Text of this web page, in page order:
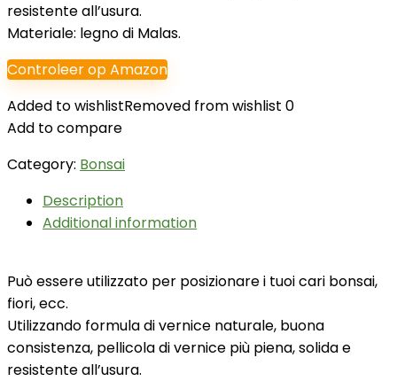
resistente all’usura.
Materiale: legno di Malas.
Controleer op Amazon
Added to wishlistRemoved from wishlist 0
Add to compare
Category: Bonsai
Description
Additional information
Può essere utilizzato per posizionare i tuoi cari bonsai,
fiori, ecc.
Utilizzando formula di vernice naturale, buona
consistenza, pellicola di vernice più piena, solida e
resistente all’usura.